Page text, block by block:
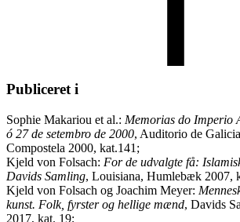
Publiceret i
Sophie Makariou et al.: Memorias do Imperio
ó 27 de setembro de 2000, Auditorio de
Compostela 2000, kat.141;
Kjeld von Folsach: For de udvalgte få:
Davids Samling, Louisiana, Humlebæk 2007,
Kjeld von Folsach og Joachim Meyer:
kunst. Folk, fyrster og hellige mænd, Davids
2017, kat. 19;